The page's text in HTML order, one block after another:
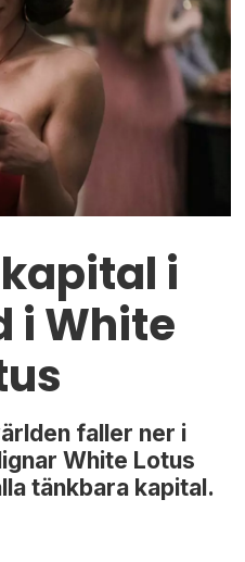
i
i White
faller ner i
White Lotus
tänkbara kapital.